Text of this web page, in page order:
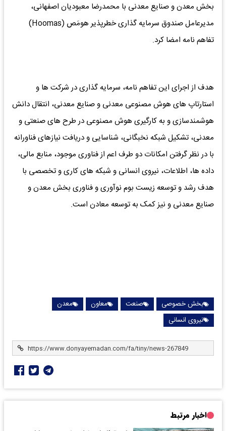
بخش معدن و صنایع معدنی با محمدرضا معبودیان اصفهانی،
مدیرعامل صندوق سرمایه گذاری خطرپذیر هومَص (Hoomas)
تفاهم نامه امضا کرد.
هدف از اجرای این تفاهم نامه، سرمایه گذاری در شرکت ها و
استارتاپ های هوش مصنوعی معدنی و صنایع معدنی، انتقال دانش
هوشمندسازی و به کارگیری هوش مصنوعی در طرح های صنعتی و
معدنی، تشکیل شبکه نخبگانی، شناسایی و دریافت نیازهای فناورانه
با در نظر گرفتن امکانات دو طرف اعم از فناوری موجود، منابع مالی،
داده ها، اطلاعات، نیروی انسانی و شبکه های کاری و تخصصی با
هدف رشد و توسعه زیست بوم نوآوری و فناوری بخش معدن و
صنایع معدنی و نیز کمک به توسعه معادن است.
بخش خصوصی صنعت معاون
معدن
نیروی انسانی
اخبار مرتبط